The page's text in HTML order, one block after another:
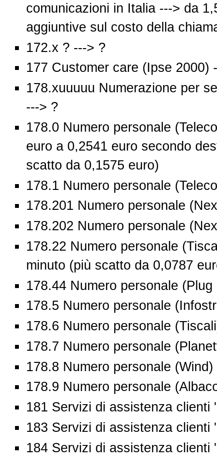
comunicazioni in Italia ---> da
aggiuntive sul costo della
172.x ? ---> ?
177 Customer care (Ipse 2000)
178.xuuuuu Numerazione per
---> ?
178.0 Numero personale
euro a 0,2541 euro secondo
scatto da 0,1575 euro)
178.1 Numero personale
178.201 Numero personale
178.202 Numero personale
178.22 Numero personale
minuto (più scatto da 0,0787
178.44 Numero personale
178.5 Numero personale
178.6 Numero personale
178.7 Numero personale
178.8 Numero personale (Wind)
178.9 Numero personale
181 Servizi di assistenza clienti
183 Servizi di assistenza clienti
184 Servizi di assistenza clienti